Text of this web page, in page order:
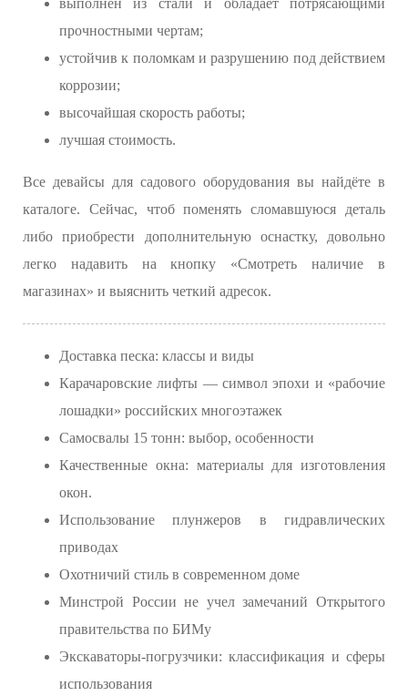
прочностными чертам;
устойчив к поломкам и разрушению под действием
коррозии;
высочайшая скорость работы;
лучшая стоимость.
Все девайсы для садового оборудования вы найдёте в
каталоге. Сейчас, чтоб поменять сломавшуюся деталь
либо приобрести дополнительную оснастку, довольно
легко надавить на кнопку «Смотреть наличие в
магазинах» и выяснить четкий адресок.
Доставка песка: классы и виды
Карачаровские лифты — символ эпохи и «рабочие
лошадки» российских многоэтажек
Самосвалы 15 тонн: выбор, особенности
Качественные окна: материалы для изготовления
окон.
Использование плунжеров в гидравлических
приводах
Охотничий стиль в современном доме
Минстрой России не учел замечаний Открытого
правительства по БИМу
Экскаваторы-погрузчики: классификация и сферы
использования